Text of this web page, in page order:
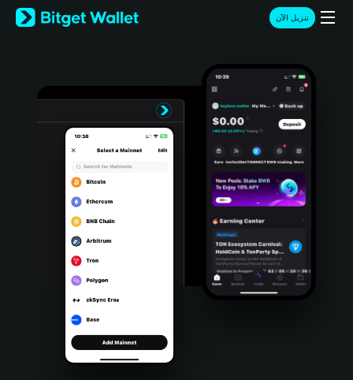
English
日本語
Türkçe
Português (Portugal)
Bahasa Indonesia
Português (Brasil)
Español (Argentina)
تنزيل الآن